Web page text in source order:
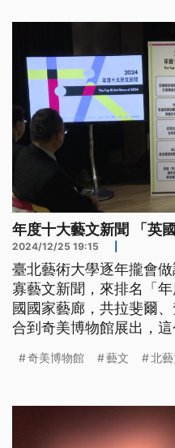
年度十大藝文新聞 「英
2024/12/25 19:15
臺北藝術大學逐年攏會
寡藝文新聞，來排名「
國國家藝廊，共拉斐爾
合到奇美博物館展出，
家到巴黎表演，展現台
文。）
奇美博物館 藝文 北